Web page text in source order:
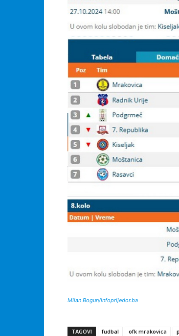
Milan Bogun/infoprijedor.ba
TAGOVI fudbal ofk mrakovica